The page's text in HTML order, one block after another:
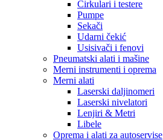
Cirkulari i testere
Pumpe
Sekači
Udarni čekić
Usisivači i fenovi
Pneumatski alati i mašine
Merni instrumenti i oprema
Merni alati
Laserski daljinomeri
Laserski nivelatori
Lenjiri & Metri
Libele
Oprema i alati za autoservise